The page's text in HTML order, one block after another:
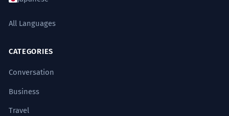
All Languages
CATEGORIES
Conversation
Business
Travel